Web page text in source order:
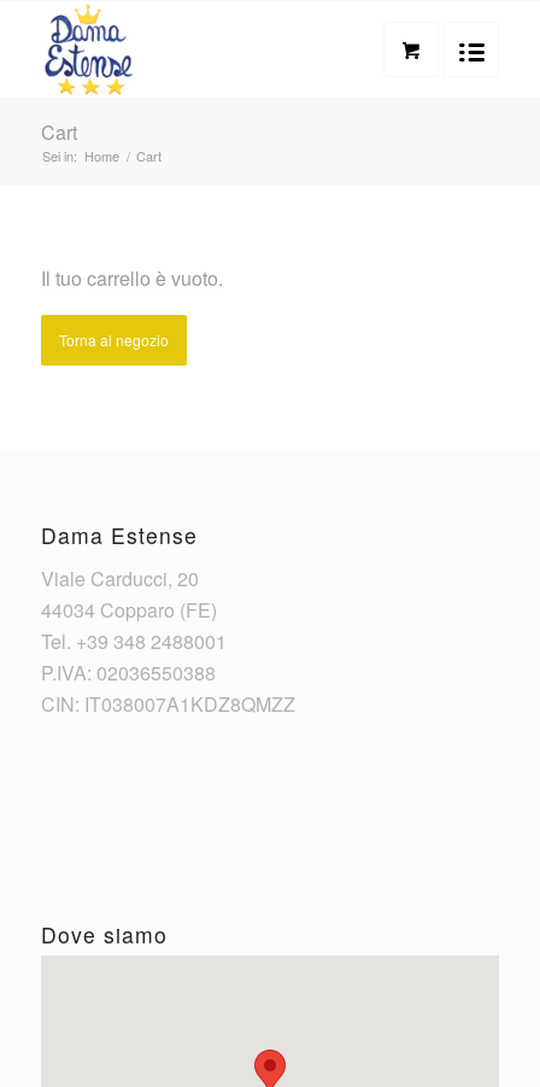
Cart
Sei in: Home / Cart
Il tuo carrello è vuoto.
Torna al negozio
Dama Estense
Viale Carducci, 20
44034 Copparo (FE)
Tel. +39 348 2488001
P.IVA: 02036550388
CIN: IT038007A1KDZ8QMZZ
Dove siamo